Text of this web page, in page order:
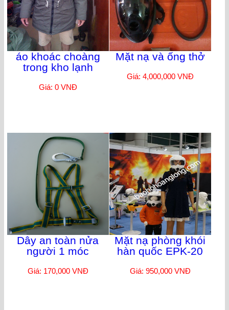
áo khoác choàng
trong kho lạnh
Giá: 0 VNĐ
Mặt nạ và ống thở
Giá: 4,000,000 VNĐ
Dây an toàn nửa
người 1 móc
Giá: 170,000 VNĐ
Mặt nạ phòng khói
hàn quốc EPK-20
Giá: 950,000 VNĐ